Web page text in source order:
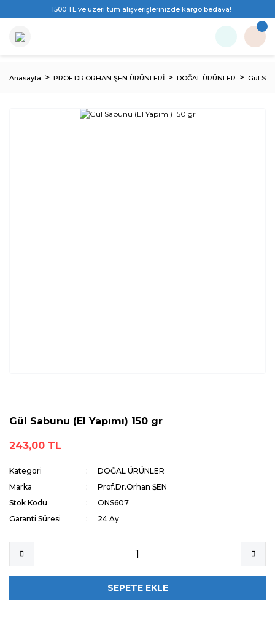
1500 TL ve üzeri tüm alışverişlerinizde kargo bedava!
Anasayfa PROF.DR.ORHAN ŞEN ÜRÜNLERİ DOĞAL ÜRÜNLER Gül
Gül Sabunu (El Yapımı) 150 gr
243,00 TL
Kategori
DOĞAL ÜRÜNLER
Marka
Prof.Dr.Orhan ŞEN
Stok Kodu
ONS607
Garanti Süresi
24 Ay
SEPETE EKLE